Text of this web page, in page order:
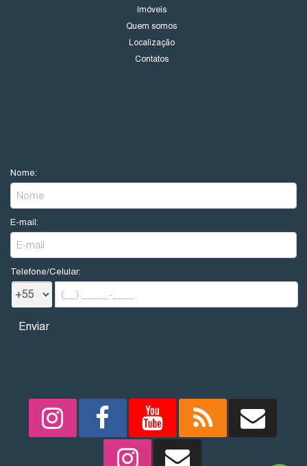
Imóveis
Quem somos
Localização
Contatos
Nome:
E-mail:
Telefone/Celular: